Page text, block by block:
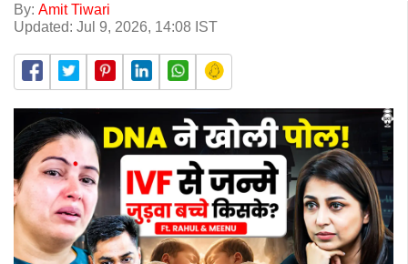
By: Amit Tiwari
Updated: Jul 9, 2026, 14:08 IST